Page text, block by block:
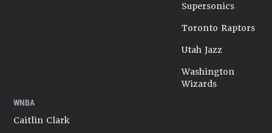
Supersonics
Toronto Raptors
Utah Jazz
Washington
Wizards
WNBA
Caitlin Clark